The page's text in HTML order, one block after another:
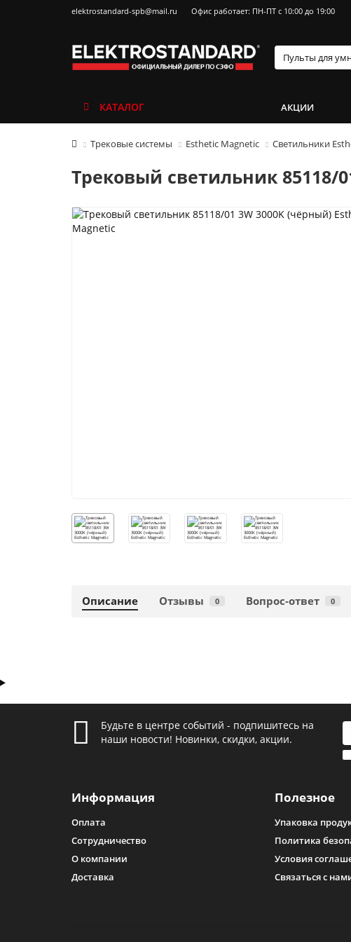
elektrostandard-spb@mail.ru Офис работает: ПН-ПТ с 10:00 до 19:00
КАТАЛОГ АКЦИИ
Трековые системы Esthetic Magnetic Светильники
Трековый светильник 85118/
Описание Отзывы 0 Вопрос-ответ 0
Будьте в центре событий - подпишитесь на
наши новости! Новинки, скидки, акции.
Информация
Оплата
Сотрудничество
О компании
Доставка
Полезное
Упаковка
Политика
Условия
Связаться с